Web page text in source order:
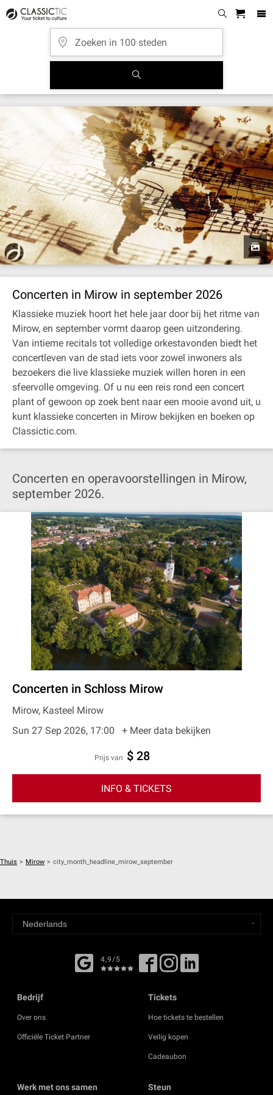
Concerten in Mirow in september 2026
Klassieke muziek hoort het hele jaar door bij het ritme van
Mirow, en september vormt daarop geen uitzondering.
Van intieme recitals tot volledige orkestavonden biedt het
concertleven van de stad iets voor zowel inwoners als
bezoekers die live klassieke muziek willen horen in een
sfeervolle omgeving. Of u nu een reis rond een concert
plant of gewoon op zoek bent naar een mooie avond uit, u
kunt klassieke concerten in Mirow bekijken en boeken op
Classictic.com.
Concerten en operavoorstellingen in Mirow,
september 2026.
Concerten in Schloss Mirow
Mirow, Kasteel Mirow
Sun 27 Sep 2026, 17:00
+ Meer data bekijken
prijs van $ 28
INFO & TICKETS
Thuis > Mirow > city_month_headline_mirow_september
4,9/5
Bedrijf
Over ons
Officiële Ticket Partner
Tickets
Hoe tickets te bestellen
Veilig kopen
Cadeaubon
Werk met ons samen Steun